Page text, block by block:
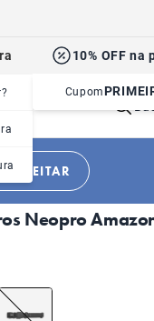
10% OFF
Cupom
|Coleiras
Neopro